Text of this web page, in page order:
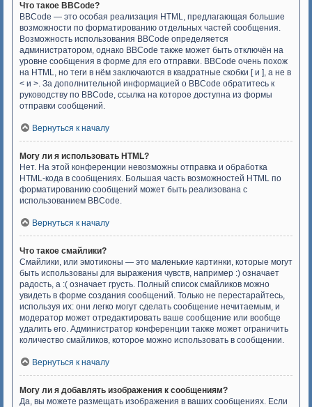
Что такое BBCode?
BBCode — это особая реализация HTML, предлагающая большие
возможности по форматированию отдельных частей сообщения.
Возможность использования BBCode определяется
администратором, однако BBCode также может быть отключён на
уровне сообщения в форме для его отправки. BBCode очень похож
на HTML, но теги в нём заключаются в квадратные скобки [ и ], а не в
< и >. За дополнительной информацией о BBCode обратитесь к
руководству по BBCode, ссылка на которое доступна из формы
отправки сообщений.
Вернуться к началу
Могу ли я использовать HTML?
Нет. На этой конференции невозможны отправка и обработка
HTML-кода в сообщениях. Большая часть возможностей HTML по
форматированию сообщений может быть реализована с
использованием BBCode.
Вернуться к началу
Что такое смайлики?
Смайлики, или эмотиконы — это маленькие картинки, которые могут
быть использованы для выражения чувств, например :) означает
радость, а :( означает грусть. Полный список смайликов можно
увидеть в форме создания сообщений. Только не перестарайтесь,
используя их: они легко могут сделать сообщение нечитаемым, и
модератор может отредактировать ваше сообщение или вообще
удалить его. Администратор конференции также может ограничить
количество смайликов, которое можно использовать в сообщении.
Вернуться к началу
Могу ли я добавлять изображения к сообщениям?
Да, вы можете размещать изображения в ваших сообщениях. Если